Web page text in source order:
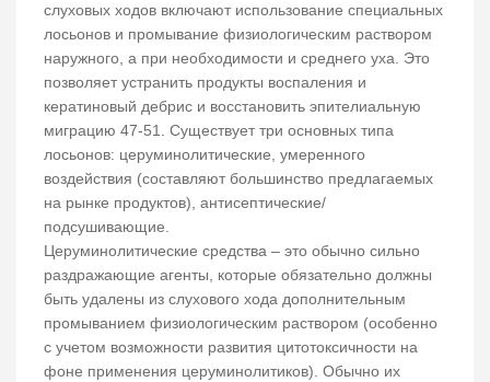
слуховых ходов включают использование специальных
лосьонов и промывание физиологическим раствором
наружного, а при необходимости и среднего уха. Это
позволяет устранить продукты воспаления и
кератиновый дебрис и восстановить эпителиальную
миграцию 47-51. Существует три основных типа
лосьонов: церуминолитические, умеренного
воздействия (составляют большинство предлагаемых
на рынке продуктов), антисептические/
подсушивающие.
Церуминолитические средства – это обычно сильно
раздражающие агенты, которые обязательно должны
быть удалены из слухового хода дополнительным
промыванием физиологическим раствором (особенно
с учетом возможности развития цитотоксичности на
фоне применения церуминолитиков). Обычно их